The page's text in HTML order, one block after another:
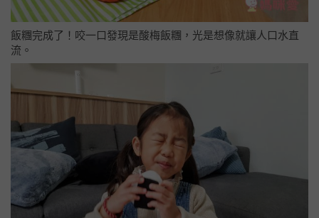
飯糰完成了！咬一口發現是酸梅飯糰，光是想像就讓人口水直
流。